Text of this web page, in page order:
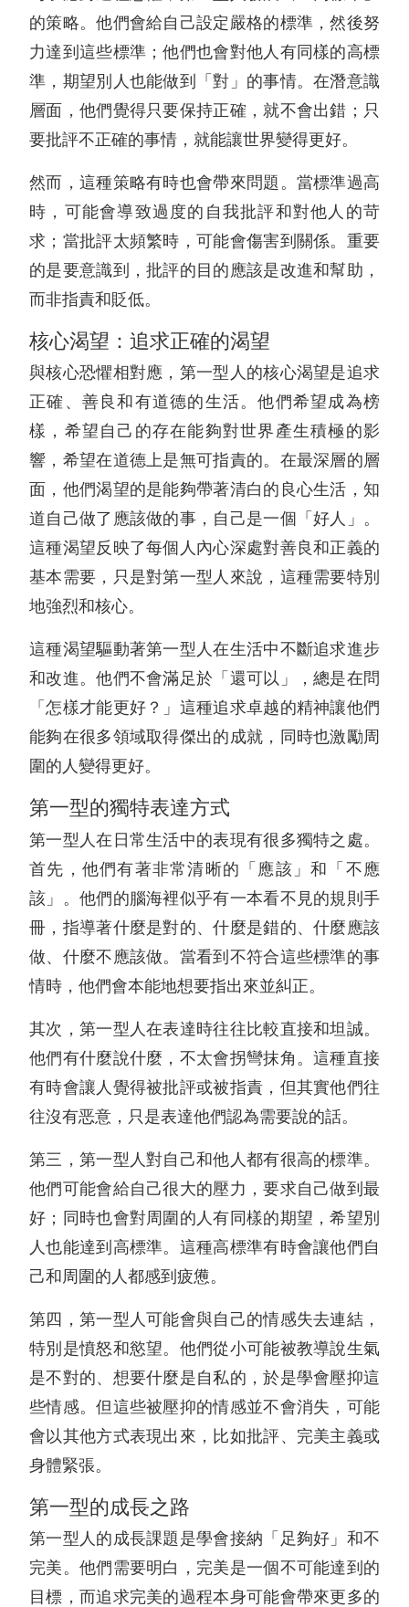
的策略。他們會給自己設定嚴格的標準，然後努
力達到這些標準；他們也會對他人有同樣的高標
準，期望別人也能做到「對」的事情。在潛意識
層面，他們覺得只要保持正確，就不會出錯；只
要批評不正確的事情，就能讓世界變得更好。
然而，這種策略有時也會帶來問題。當標準過高
時，可能會導致過度的自我批評和對他人的苛
求；當批評太頻繁時，可能會傷害到關係。重要
的是要意識到，批評的目的應該是改進和幫助，
而非指責和貶低。
核心渴望：追求正確的渴望
與核心恐懼相對應，第一型人的核心渴望是追求
正確、善良和有道德的生活。他們希望成為榜
樣，希望自己的存在能夠對世界產生積極的影
響，希望在道德上是無可指責的。在最深層的層
面，他們渴望的是能夠帶著清白的良心生活，知
道自己做了應該做的事，自己是一個「好人」。
這種渴望反映了每個人內心深處對善良和正義的
基本需要，只是對第一型人來說，這種需要特別
地強烈和核心。
這種渴望驅動著第一型人在生活中不斷追求進步
和改進。他們不會滿足於「還可以」，總是在問
「怎樣才能更好？」這種追求卓越的精神讓他們
能夠在很多領域取得傑出的成就，同時也激勵周
圍的人變得更好。
第一型的獨特表達方式
第一型人在日常生活中的表現有很多獨特之處。
首先，他們有著非常清晰的「應該」和「不應
該」。他們的腦海裡似乎有一本看不見的規則手
冊，指導著什麼是對的、什麼是錯的、什麼應該
做、什麼不應該做。當看到不符合這些標準的事
情時，他們會本能地想要指出來並糾正。
其次，第一型人在表達時往往比較直接和坦誠。
他們有什麼說什麼，不太會拐彎抹角。這種直接
有時會讓人覺得被批評或被指責，但其實他們往
往沒有恶意，只是表達他們認為需要說的話。
第三，第一型人對自己和他人都有很高的標準。
他們可能會給自己很大的壓力，要求自己做到最
好；同時也會對周圍的人有同樣的期望，希望別
人也能達到高標準。這種高標準有時會讓他們自
己和周圍的人都感到疲憊。
第四，第一型人可能會與自己的情感失去連結，
特別是憤怒和慾望。他們從小可能被教導說生氣
是不對的、想要什麼是自私的，於是學會壓抑這
些情感。但這些被壓抑的情感並不會消失，可能
會以其他方式表現出來，比如批評、完美主義或
身體緊張。
第一型的成長之路
第一型人的成長課題是學會接納「足夠好」和不
完美。他們需要明白，完美是一個不可能達到的
目標，而追求完美的過程本身可能會帶來更多的